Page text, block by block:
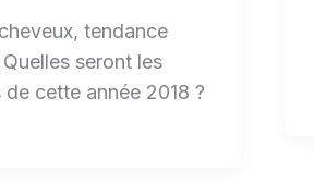
tendance
seront les
cette année 2018 ?